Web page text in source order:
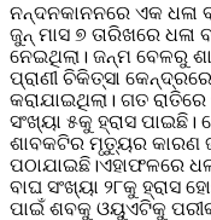
ନନ୍ଦନକାନନରେ ଏକ ଧଳା
ଜୁନ୍‌ ମାସ ୭ ତାରିଖରେ ଧଳା
ନେଇଥିଲା। ଜନ୍ମ ବେଳରୁ
ପ୍ରାଣୀ ଚିକିତ୍ସା
କରାଯାଇଥିଲା। ଗତ
ସଂଖ୍ୟା ୫କୁ ହ୍ରାସ ପାଇଛି।
ଶାବକଟିର ମୃତ୍ୟୁର କାରଣ
ପଠାଯାଇଛି।ଏହାଫଳରେ
ବାଘ ସଂଖ୍ୟା ୨୮କୁ ହ୍ରାସ
ପାଇଁ ଶବକୁ ଓୟୁଏଟିକୁ